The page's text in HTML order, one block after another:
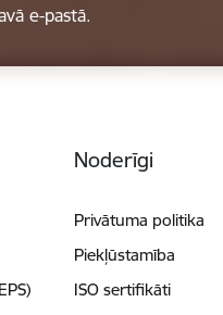
e-pastā.
Noderīgi
Privātuma politika
Piekļūstamība
ISO sertifikāti